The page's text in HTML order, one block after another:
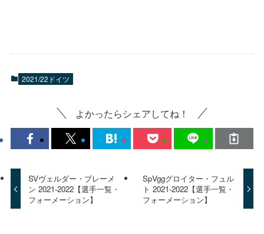
2021/22ドイツ
よかったらシェアしてね！
SVヴェルダー・ブレーメ
ン 2021-2022【選手一覧・
フォーメーション】
SpVggグロイター・フュル
ト 2021-2022【選手一覧・
フォーメーション】